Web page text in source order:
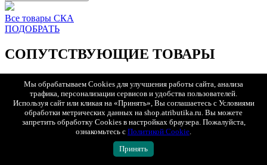
Все товары СКА
ПОДОБРАТЬ
СОПУТСТВУЮЩИЕ ТОВАРЫ
Новинка
БЫСТРЫЙ ПРОСМОТР
S M L XL XXL XXXL
Мы обрабатываем Cookies для улучшения работы сайта, анализа
трафика, персонализации сервисов и удобства пользователей.
Используя сайт или кликая на «Принять», Вы соглашаетесь с Условиями
обработки метрических данных на shop.atributika.ru. Вы можете
запретить обработку Cookies в настройках браузера. Пожалуйста,
ознакомьтесь с Политикой Cookie.
Принять